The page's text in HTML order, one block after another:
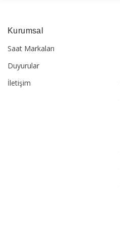
Kurumsal
Saat Markaları
Duyurular
İletişim